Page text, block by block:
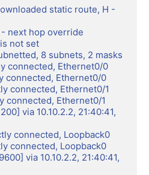
static route, H -
next hop override
not set
8 subnets, 2 masks
connected, Ethernet0/0
connected, Ethernet0/0
connected, Ethernet0/1
connected, Ethernet0/1
via 10.10.2.2, 21:40:41,
connected, Loopback0
connected, Loopback0
via 10.10.2.2, 21:40:41,